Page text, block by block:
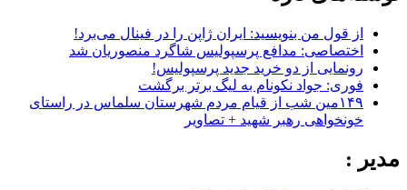
از قول من بنویسید: ایران ژاپن را در فینال می‌برد!
اختصاصی: مدافع پرسپولیس شاگرد منصوریان شد
رونمایی از دو خرید جدید پرسپولیس!
فوری: جواد نکونام به لیگ برتر برگشت
۱۴۹مین شب از قیام مردم شهرستان سلماس در راستای
خونخواهی رهبر شهید + تصاویر
مدیر :